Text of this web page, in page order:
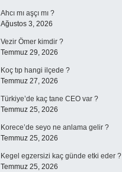
Ahcı mı aşçı mı ?
Ağustos 3, 2026
Vezir Ömer kimdir ?
Temmuz 29, 2026
Koç tıp hangi ilçede ?
Temmuz 27, 2026
Türkiye’de kaç tane CEO var ?
Temmuz 25, 2026
Korece’de seyo ne anlama gelir ?
Temmuz 25, 2026
Kegel egzersizi kaç günde etki eder ?
Temmuz 25, 2026